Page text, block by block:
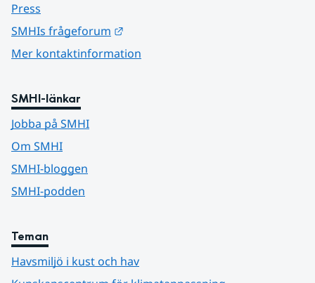
Press
SMHIs frågeforum
Mer kontaktinformation
SMHI-länkar
Jobba på SMHI
Om SMHI
SMHI-bloggen
SMHI-podden
Teman
Havsmiljö i kust och hav